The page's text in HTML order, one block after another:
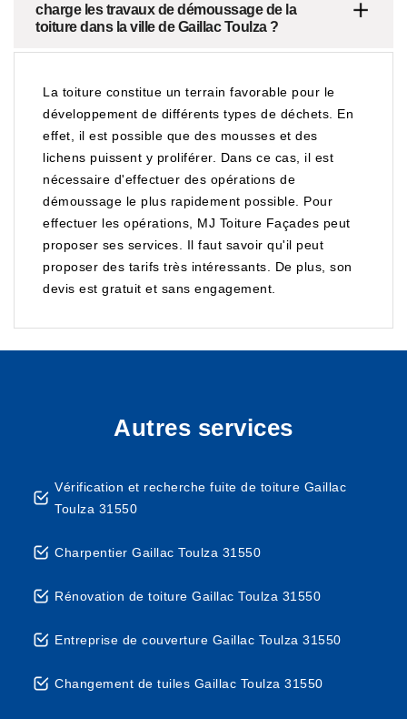
charge les travaux de démoussage de la
toiture dans la ville de Gaillac Toulza ?
La toiture constitue un terrain favorable pour le
développement de différents types de déchets. En
effet, il est possible que des mousses et des
lichens puissent y proliférer. Dans ce cas, il est
nécessaire d'effectuer des opérations de
démoussage le plus rapidement possible. Pour
effectuer les opérations, MJ Toiture Façades peut
proposer ses services. Il faut savoir qu'il peut
proposer des tarifs très intéressants. De plus, son
devis est gratuit et sans engagement.
Autres services
Vérification et recherche fuite de toiture Gaillac
Toulza 31550
Charpentier Gaillac Toulza 31550
Rénovation de toiture Gaillac Toulza 31550
Entreprise de couverture Gaillac Toulza 31550
Changement de tuiles Gaillac Toulza 31550